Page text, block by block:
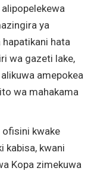
ya
hata
wa gazeti lake,
amepokea
wa mahakama
kwake
kabisa, kwani
Kopa zimekuwa